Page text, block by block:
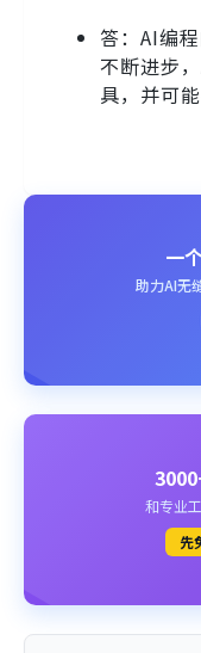
答：AI编
不断进步
具，并可
一
助力AI无
和专业
先